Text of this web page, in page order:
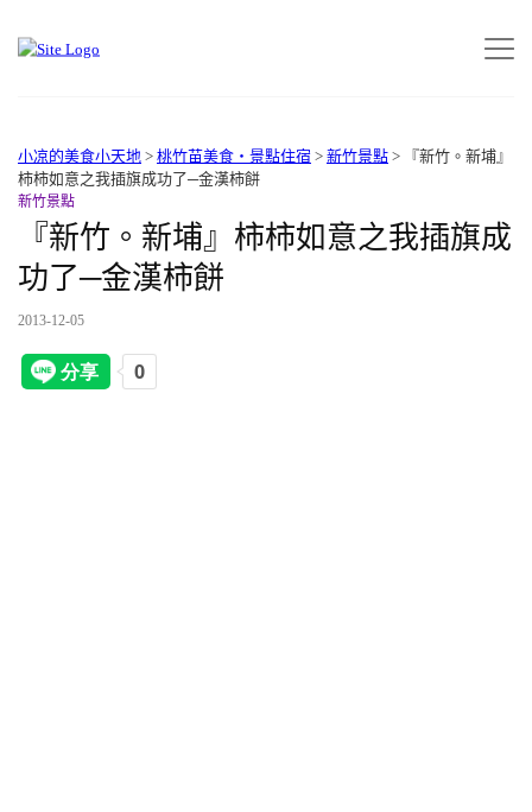
小凉的美食小天地 > 桃竹苗美食‧景點住宿 > 新竹景點 >
『新竹。新埔』
柿柿如意之我插旗成功了─金漢柿餅
新竹景點
『新竹。新埔』柿柿如意之我插旗成
功了─金漢柿餅
2013-12-05